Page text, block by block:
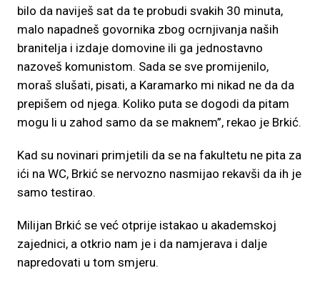
bilo da naviješ sat da te probudi svakih 30 minuta,
malo napadneš govornika zbog ocrnjivanja naših
branitelja i izdaje domovine ili ga jednostavno
nazoveš komunistom. Sada se sve promijenilo,
moraš slušati, pisati, a Karamarko mi nikad ne da da
prepišem od njega. Koliko puta se dogodi da pitam
mogu li u zahod samo da se maknem”, rekao je Brkić.
Kad su novinari primjetili da se na fakultetu ne pita za
ići na WC, Brkić se nervozno nasmijao rekavši da ih je
samo testirao.
Milijan Brkić se već otprije istakao u akademskoj
zajednici, a otkrio nam je i da namjerava i dalje
napredovati u tom smjeru.